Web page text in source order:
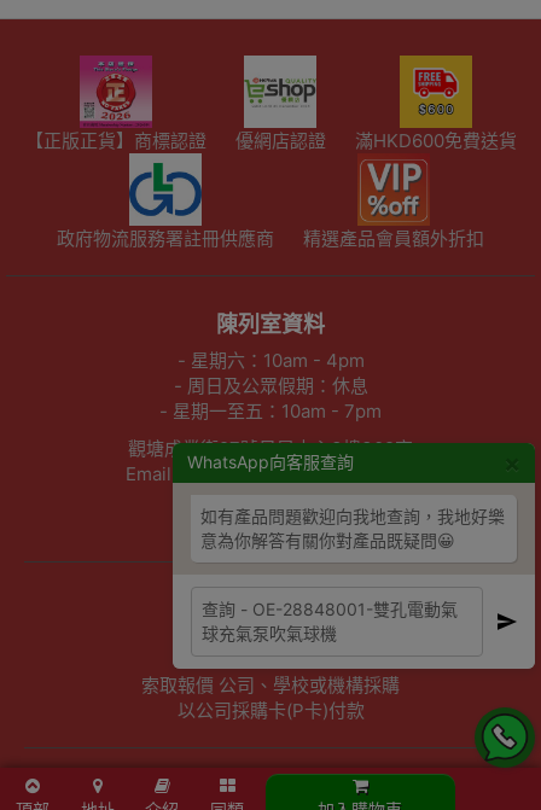
WhatsApp向客服查詢
如有產品問題歡迎向我地查詢，我地好樂
意為你解答有關你對產品既疑問😀
【正版正貨】商標認證 優網店認證 滿HKD600免費送貨
政府物流服務署註冊供應商 精選產品會員額外折扣
陳列室資料
- 星期六：10am - 4pm
- 周日及公眾假期：休息
- 星期一至五：10am - 7pm
觀塘成業街27號日昇中心3樓302室
Email :info@outletexpress.com.hk
WhatsApp :53694990
商店資訊
聯絡我們
關於我們
索取報價 公司、學校或機構採購
以公司採購卡(P卡)付款
歡迎成為Outlet Express HK供應商